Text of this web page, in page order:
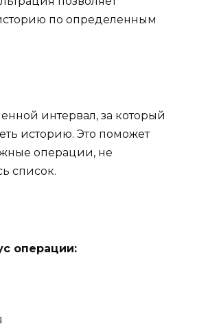
по определенным
интервал, за который
историю. Это поможет
операции, не
список.
операции: